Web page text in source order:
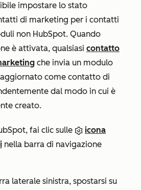
impostare lo stato
di marketing per i contatti
non HubSpot. Quando
è attivata, qualsiasi contatto
che invia un modulo
come contatto di
dal modo in cui è
creato.
fai clic sulle
icona
nella barra di navigazione
laterale sinistra, spostarsi su